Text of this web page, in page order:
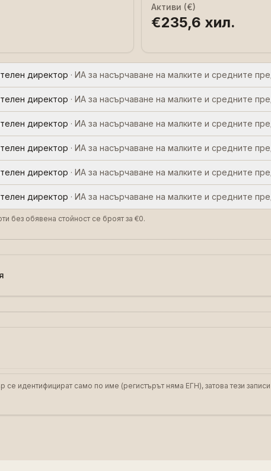
Активи (€)
€235,6 хил.
директор · ИА за насърчаване на малките и средните
директор · ИА за насърчаване на малките и средните
директор · ИА за насърчаване на малките и средните
директор · ИА за насърчаване на малките и средните
директор · ИА за насърчаване на малките и средните
директор · ИА за насърчаване на малките и средните
без обявена стойност се броят за €0.
се идентифицират само по име (регистърът няма ЕГН), затова тези